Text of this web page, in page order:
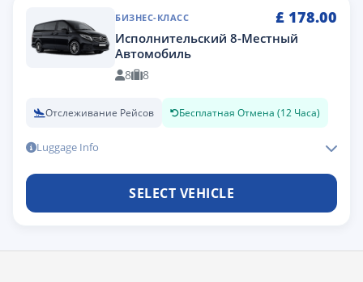
БИЗНЕС-КЛАСС £ 178.00
Исполнительский 8-Местный
Автомобиль
8 8
Отслеживание Рейсов Бесплатная Отмена (12 Часа)
Luggage Info
SELECT VEHICLE